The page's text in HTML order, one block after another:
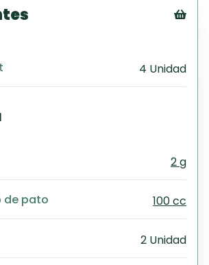
4 Unidad
2 g
de pato 100 cc
2 Unidad